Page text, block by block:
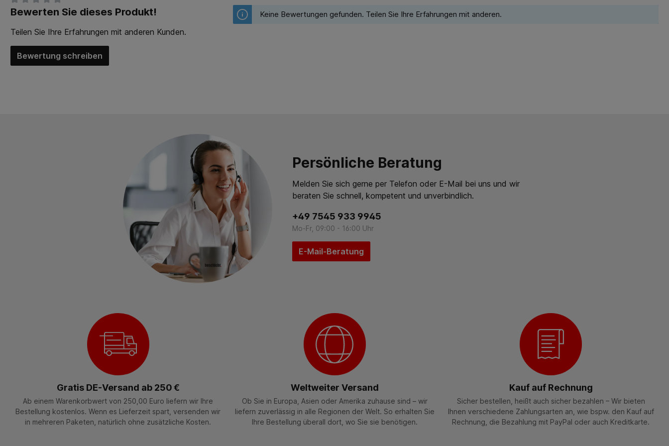
Durchschnittliche Bewertung von 0 von 5 Sternen
Bewerten Sie dieses Produkt!
Teilen Sie Ihre Erfahrungen mit anderen Kunden.
Bewertung schreiben
Keine Bewertungen gefunden. Teilen Sie Ihre Erfahrungen mit anderen.
Persönliche Beratung
Melden Sie sich gerne per Telefon oder E-Mail bei uns und wir
beraten Sie schnell, kompetent und unverbindlich.
+49 7545 933 9945
Mo-Fr, 09:00 - 16:00 Uhr
E-Mail-Beratung
Gratis DE-Versand ab 250 €
Ab einem Warenkorbwert von 250,00 Euro liefern wir Ihre
Bestellung kostenlos. Wenn es Lieferzeit spart, versenden wir
in mehreren Paketen, natürlich ohne zusätzliche Kosten.
Weltweiter Versand
Ob Sie in Europa, Asien oder Amerika zuhause sind – wir
liefern zuverlässig in alle Regionen der Welt. So erhalten Sie
Ihre Bestellung überall dort, wo Sie sie benötigen.
Kauf auf Rechnung
Sicher bestellen, heißt auch sicher bezahlen – Wir bieten
Ihnen verschiedene Zahlungsarten an, wie bspw. den Kauf auf
Rechnung, die Bezahlung mit PayPal oder auch Kreditkarte.